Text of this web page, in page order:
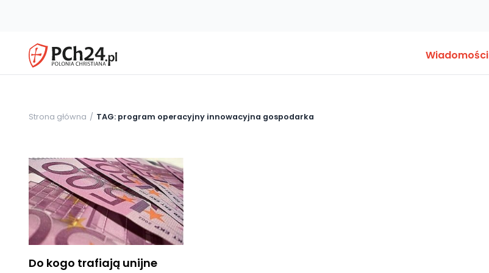
Wiadomości
Strona główna TAG: program operacyjny innowacyjna gospodarka
Do kogo trafiają unijne